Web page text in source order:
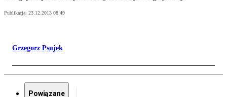
Publikacja: 23.12.2013 08:49
Grzegorz Psujek
Powiązane